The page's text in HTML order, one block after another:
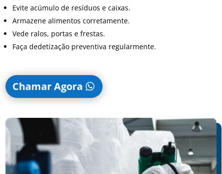
Evite acúmulo de resíduos e caixas.
Armazene alimentos corretamente.
Vede ralos, portas e frestas.
Faça dedetização preventiva regularmente.
Chamar Agora